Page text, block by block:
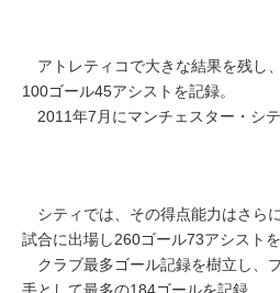
アトレティコで大きな結果を残し
100ゴール45アシストを記録。
2011年7月にマンチェスター・シテ
シティでは、その得点能力はさら
試合に出場し260ゴール73アシストを
クラブ最多ゴール記録を樹立し、
手として最多の184ゴールを記録。